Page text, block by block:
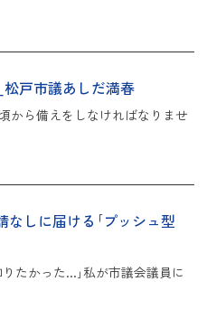
戸市議あしだ満春
から備えをしなければなりませ
なしに届ける｢プッシュ型
たかった...｣私が市議会議員に